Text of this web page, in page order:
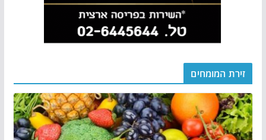
זירת המומחים